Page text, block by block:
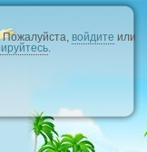
Пожалуйста, войдите или
.